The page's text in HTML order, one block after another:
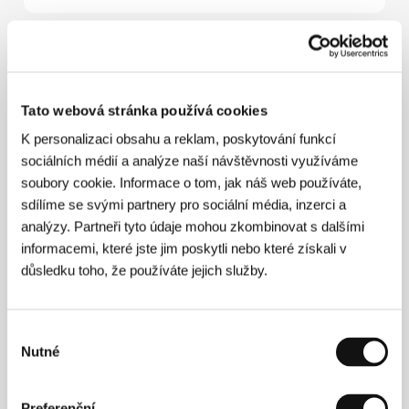
Tato webová stránka používá cookies
K personalizaci obsahu a reklam, poskytování funkcí
sociálních médií a analýze naší návštěvnosti využíváme
soubory cookie. Informace o tom, jak náš web používáte,
sdílíme se svými partnery pro sociální média, inzerci a
analýzy. Partneři tyto údaje mohou zkombinovat s dalšími
informacemi, které jste jim poskytli nebo které získali v
důsledku toho, že používáte jejich služby.
souhlasu
Nutné